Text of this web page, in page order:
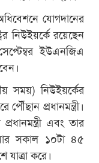
যোগদানের
নিউইয়র্কে রয়েছেন
ইউএনজিএ
সময়) নিউইয়র্কের
প্রধানমন্ত্রী।
এবং তার
সকাল ১০টা ৪৫
যাত্রা করে।